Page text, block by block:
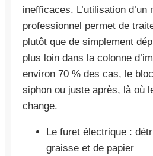
inefficaces. L’utilisation d’un
professionnel permet de
plutôt que de simplement
plus loin dans la colonne
environ 70 % des cas, le
siphon ou juste après, là où
change.
Le furet électrique :
graisse et de papier